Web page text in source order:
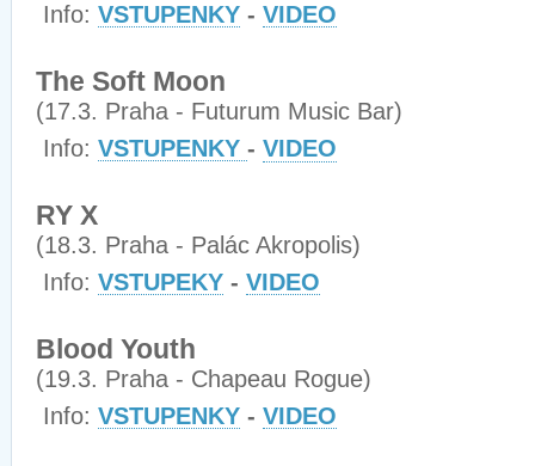
Info: VSTUPENKY - VIDEO
The Soft Moon
(17.3. Praha - Futurum Music Bar)
Info: VSTUPENKY - VIDEO
RY X
(18.3. Praha - Palác Akropolis)
Info: VSTUPEKY - VIDEO
Blood Youth
(19.3. Praha - Chapeau Rogue)
Info: VSTUPENKY - VIDEO